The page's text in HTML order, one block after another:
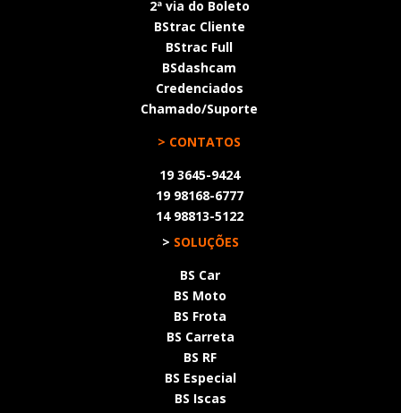
2ª via do Boleto
BStrac Cliente
BStrac Full
BSdashcam
Credenciados
Chamado/Suporte
> CONTATOS
19 3645-9424
19 98168-6777
14 98813-5122
> SOLUÇÕES
BS Car
BS Moto
BS Frota
BS Carreta
BS RF
BS Especial
BS Iscas